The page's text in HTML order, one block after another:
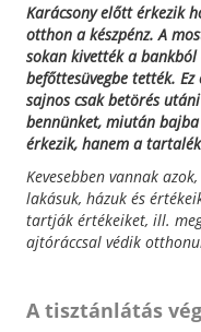
Karácsony előtt érkezik
otthon a készpénz. A
sokan kivették a
befőttesüvegbe tették.
sajnos csak betörés
bennünket, miután
érkezik, hanem a
Kevesebben vannak
lakásuk, házuk és
tartják értékeiket, ill.
ajtóráccsal védik
A tisztánlátás